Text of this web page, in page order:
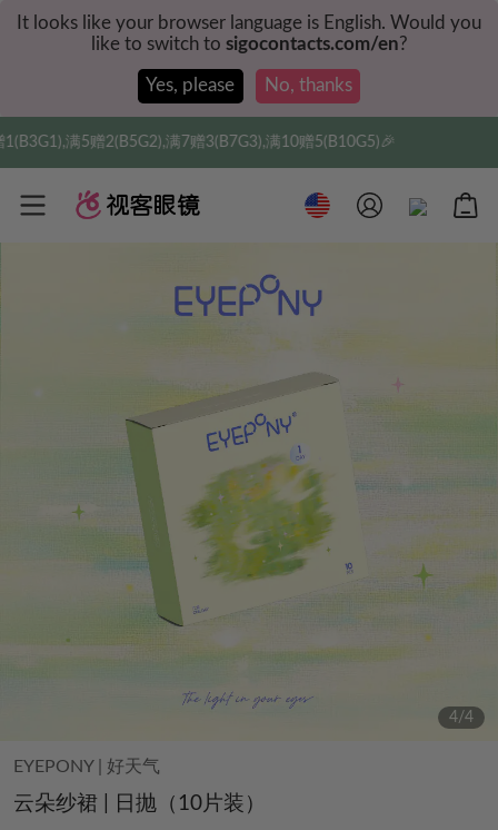
It looks like your browser language is English. Would you
like to switch to sigocontacts.com/en?
Yes, please No, thanks
满7赠3(B7G3),满10赠5(B10G5)🎉
4/4
EYEPONY| 好天气
云朵纱裙 | 日抛（10片装）